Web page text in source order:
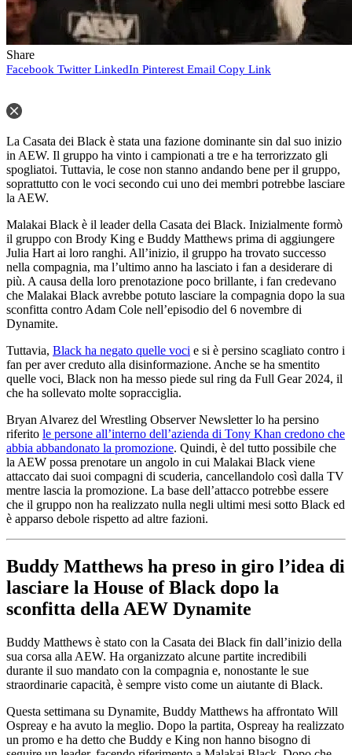
Share
Facebook Twitter LinkedIn Pinterest Email Copy Link
La Casata dei Black è stata una fazione dominante sin dal suo inizio
in AEW. Il gruppo ha vinto i campionati a tre e ha terrorizzato gli
spogliatoi. Tuttavia, le cose non stanno andando bene per il gruppo,
soprattutto con le voci secondo cui uno dei membri potrebbe lasciare
la AEW.
Malakai Black è il leader della Casata dei Black. Inizialmente formò
il gruppo con Brody King e Buddy Matthews prima di aggiungere
Julia Hart ai loro ranghi. All’inizio, il gruppo ha trovato successo
nella compagnia, ma l’ultimo anno ha lasciato i fan a desiderare di
più. A causa della loro prenotazione poco brillante, i fan credevano
che Malakai Black avrebbe potuto lasciare la compagnia dopo la sua
sconfitta contro Adam Cole nell’episodio del 6 novembre di
Dynamite.
Tuttavia, Black ha negato quelle voci e si è persino scagliato contro i
fan per aver creduto alla disinformazione. Anche se ha smentito
quelle voci, Black non ha messo piede sul ring da Full Gear 2024, il
che ha sollevato molte sopracciglia.
Bryan Alvarez del Wrestling Observer Newsletter lo ha persino
riferito le persone all’interno dell’azienda di Tony Khan credono che
abbia abbandonato la promozione. Quindi, è del tutto possibile che
la AEW possa prenotare un angolo in cui Malakai Black viene
attaccato dai suoi compagni di scuderia, cancellandolo così dalla TV
mentre lascia la promozione. La base dell’attacco potrebbe essere
che il gruppo non ha realizzato nulla negli ultimi mesi sotto Black ed
è apparso debole rispetto ad altre fazioni.
Buddy Matthews ha preso in giro l’idea di
lasciare la House of Black dopo la
sconfitta della AEW Dynamite
Buddy Matthews è stato con la Casata dei Black fin dall’inizio della
sua corsa alla AEW. Ha organizzato alcune partite incredibili
durante il suo mandato con la compagnia e, nonostante le sue
straordinarie capacità, è sempre visto come un aiutante di Black.
Questa settimana su Dynamite, Buddy Matthews ha affrontato Will
Ospreay e ha avuto la meglio. Dopo la partita, Ospreay ha realizzato
un promo e ha detto che Buddy e King non hanno bisogno di